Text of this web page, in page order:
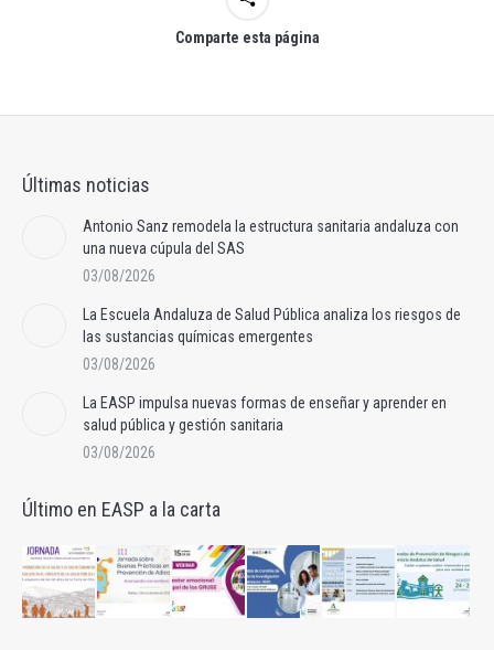
Comparte esta página
Últimas noticias
Antonio Sanz remodela la estructura sanitaria andaluza con
una nueva cúpula del SAS
03/08/2026
La Escuela Andaluza de Salud Pública analiza los riesgos de
las sustancias químicas emergentes
03/08/2026
La EASP impulsa nuevas formas de enseñar y aprender en
salud pública y gestión sanitaria
03/08/2026
Último en EASP a la carta